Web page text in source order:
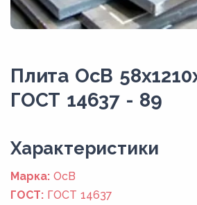
Плита ОсВ
ГОСТ 14637 - 89
Xарактеристики
Марка: ОсВ
ГОСТ: ГОСТ 14637